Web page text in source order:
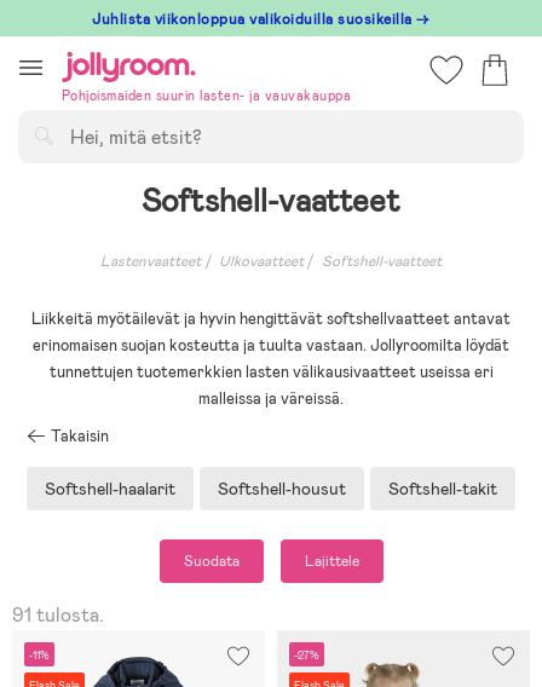
till
innehållet
Juhlista viikonloppua valikoiduilla suosikeilla →
Pohjoismaiden suurin lasten- ja vauvakauppa
Softshell-vaatteet
Lastenvaatteet Ulkovaatteet Softshell-vaatteet
Liikkeitä myötäilevät ja hyvin hengittävät softshellvaatteet antavat
erinomaisen suojan kosteutta ja tuulta vastaan. Jollyroomilta löydät
tunnettujen tuotemerkkien lasten välikausivaatteet useissa eri
malleissa ja väreissä.
Takaisin
Softshell-haalarit Softshell-housut Softshell-takit
Suodata Lajittele
91 tulosta.
-11% -27%